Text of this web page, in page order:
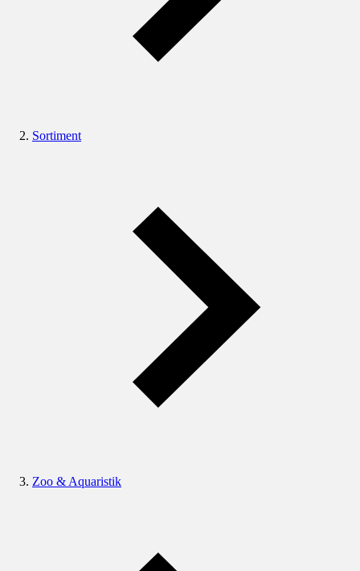
Sortiment
Zoo & Aquaristik